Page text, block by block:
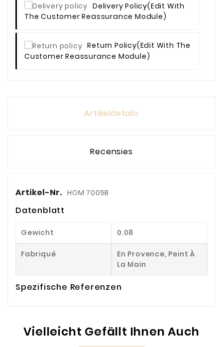
Delivery Policy(edit With
The Customer Reassurance Module)
Return Policy(edit With The
Customer Reassurance Module)
Artikeldetails
Recensies
Artikel-Nr. HOM 7005B
Datenblatt
Gewicht 0.08
Fabriqué
En Provence, Peint À
La Main
Spezifische Referenzen
Vielleicht Gefällt Ihnen Auch